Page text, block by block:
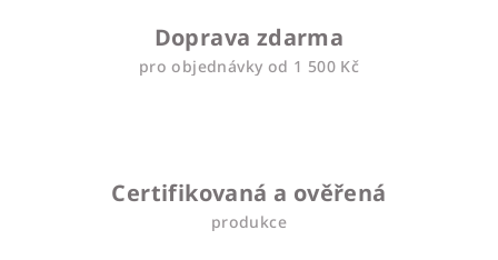
Doprava zdarma
pro objednávky od 1 500 Kč
Certifikovaná a ověřená
produkce